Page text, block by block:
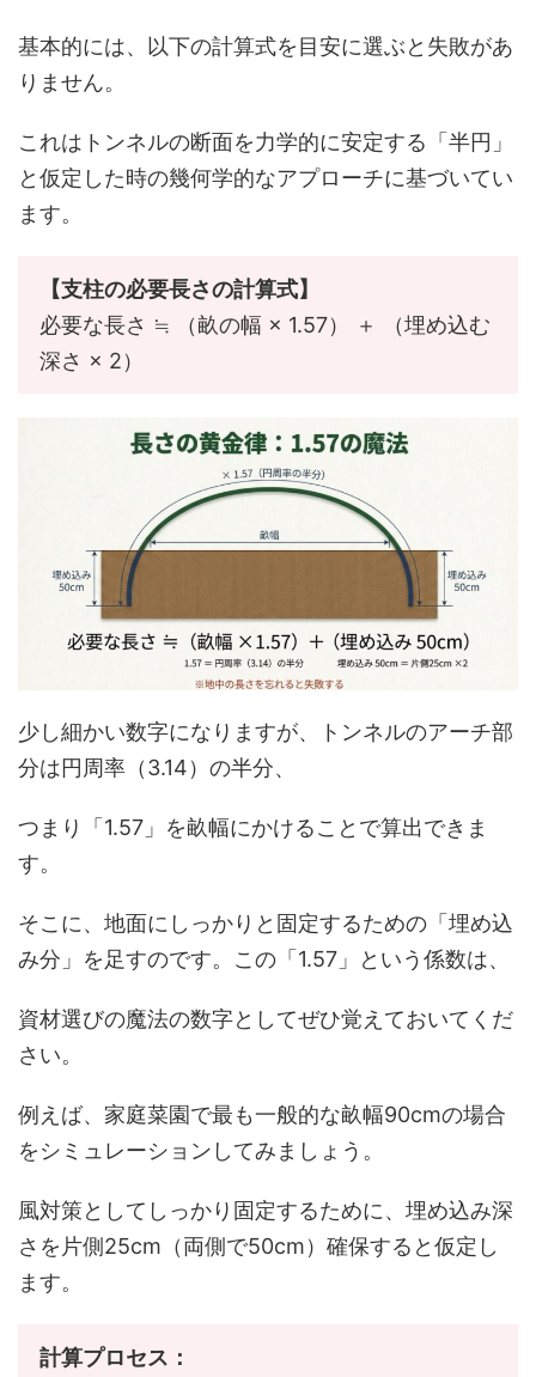
基本的には、以下の計算式を目安に選ぶと失敗があ
りません。
これはトンネルの断面を力学的に安定する「半円」
と仮定した時の幾何学的なアプローチに基づいてい
ます。
【支柱の必要長さの計算式】
必要な長さ ≒ （畝の幅 × 1.57） ＋ （埋め込む
深さ × 2）
少し細かい数字になりますが、トンネルのアーチ部
分は円周率（3.14）の半分、
つまり「1.57」を畝幅にかけることで算出できま
す。
そこに、地面にしっかりと固定するための「埋め込
み分」を足すのです。この「1.57」という係数は、
資材選びの魔法の数字としてぜひ覚えておいてくだ
さい。
例えば、家庭菜園で最も一般的な畝幅90cmの場合
をシミュレーションしてみましょう。
風対策としてしっかり固定するために、埋め込み深
さを片側25cm（両側で50cm）確保すると仮定し
ます。
計算プロセス：